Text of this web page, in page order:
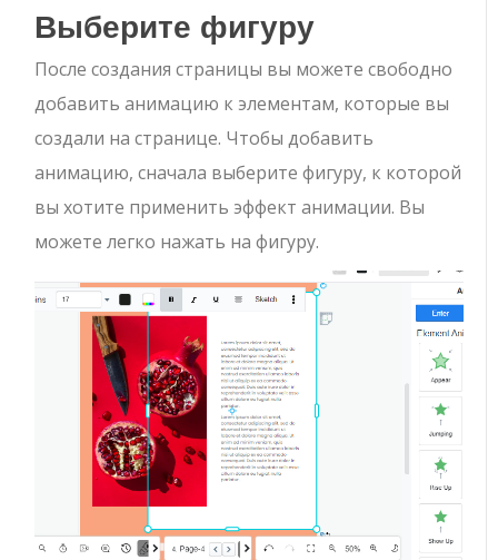
Выберите фигуру
После создания страницы вы можете свободно
добавить анимацию к элементам, которые вы
создали на странице. Чтобы добавить
анимацию, сначала выберите фигуру, к которой
вы хотите применить эффект анимации. Вы
можете легко нажать на фигуру.